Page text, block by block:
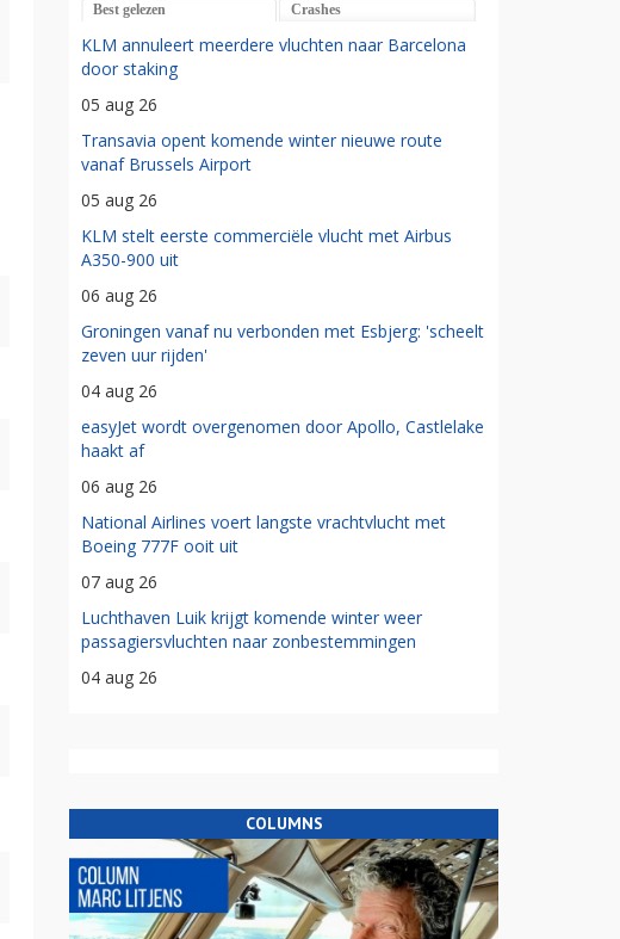
Best gelezen Crashes
KLM annuleert meerdere vluchten naar Barcelona
door staking
05 aug 26
Transavia opent komende winter nieuwe route
vanaf Brussels Airport
05 aug 26
KLM stelt eerste commerciële vlucht met Airbus
A350-900 uit
06 aug 26
Groningen vanaf nu verbonden met Esbjerg: 'scheelt
zeven uur rijden'
04 aug 26
easyJet wordt overgenomen door Apollo, Castlelake
haakt af
06 aug 26
National Airlines voert langste vrachtvlucht met
Boeing 777F ooit uit
07 aug 26
Luchthaven Luik krijgt komende winter weer
passagiersvluchten naar zonbestemmingen
04 aug 26
COLUMNS